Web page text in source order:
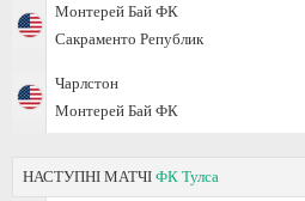
Монтерей Бай ФК
Сакраменто Републик
Чарлстон
Монтерей Бай ФК
НАСТУПНІ МАТЧІ ФК Тулса